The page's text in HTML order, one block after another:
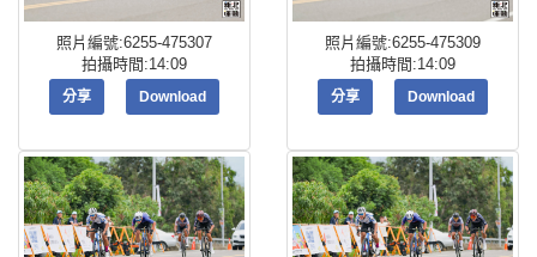
照片編號:6255-475307
拍攝時間:14:09
分享 Download
照片編號:6255-475309
拍攝時間:14:09
分享 Download